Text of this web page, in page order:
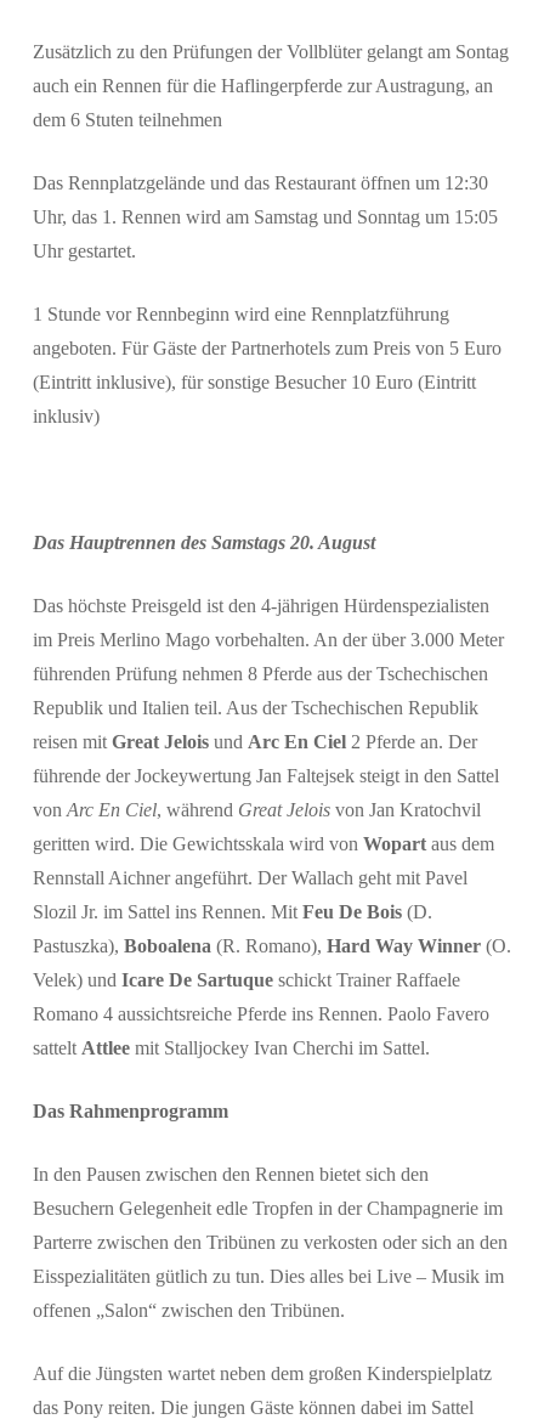
Zusätzlich zu den Prüfungen der Vollblüter gelangt am Sontag
auch ein Rennen für die Haflingerpferde zur Austragung, an
dem 6 Stuten teilnehmen
Das Rennplatzgelände und das Restaurant öffnen um 12:30
Uhr, das 1. Rennen wird am Samstag und Sonntag um 15:05
Uhr gestartet.
1 Stunde vor Rennbeginn wird eine Rennplatzführung
angeboten. Für Gäste der Partnerhotels zum Preis von 5 Euro
(Eintritt inklusive), für sonstige Besucher 10 Euro (Eintritt
inklusiv)
Das Hauptrennen des Samstags 20. August
Das höchste Preisgeld ist den 4-jährigen Hürdenspezialisten
im Preis Merlino Mago vorbehalten. An der über 3.000 Meter
führenden Prüfung nehmen 8 Pferde aus der Tschechischen
Republik und Italien teil. Aus der Tschechischen Republik
reisen mit Great Jeloisund Arc En Ciel2 Pferde an. Der
führende der Jockeywertung Jan Faltejsek steigt in den Sattel
von Arc En Ciel, während Great Jeloisvon Jan Kratochvil
geritten wird. Die Gewichtsskala wird von Wopartaus dem
Rennstall Aichner angeführt. Der Wallach geht mit Pavel
Slozil Jr. im Sattel ins Rennen. Mit Feu De Bois(D.
Pastuszka), Boboalena (R. Romano), Hard Way Winner(O.
Velek) und Icare De Sartuqueschickt Trainer Raffaele
Romano 4 aussichtsreiche Pferde ins Rennen. Paolo Favero
sattelt Attleemit Stalljockey Ivan Cherchi im Sattel.
Das Rahmenprogramm
In den Pausen zwischen den Rennen bietet sich den
Besuchern Gelegenheit edle Tropfen in der Champagnerie im
Parterre zwischen den Tribünen zu verkosten oder sich an den
Eisspezialitäten gütlich zu tun. Dies alles bei Live – Musik im
offenen „Salon“ zwischen den Tribünen.
Auf die Jüngsten wartet neben dem großen Kinderspielplatz
das Pony reiten. Die jungen Gäste können dabei im Sattel